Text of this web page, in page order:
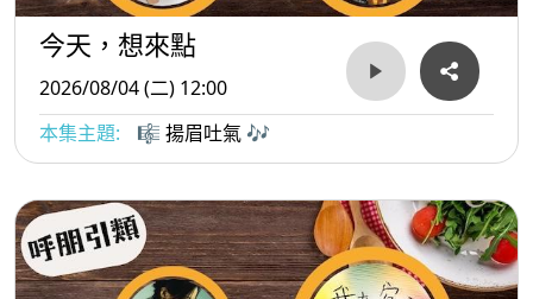
今天，想來點
2026/08/04 (二) 12:00
本集主題:
🎼 揚眉吐氣 🎶